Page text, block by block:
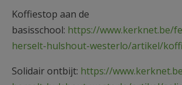
Koffiestop aan de
basisschool: https://www.kerknet.be/
herselt-hulshout-westerlo/artikel/
Solidair ontbijt: https://